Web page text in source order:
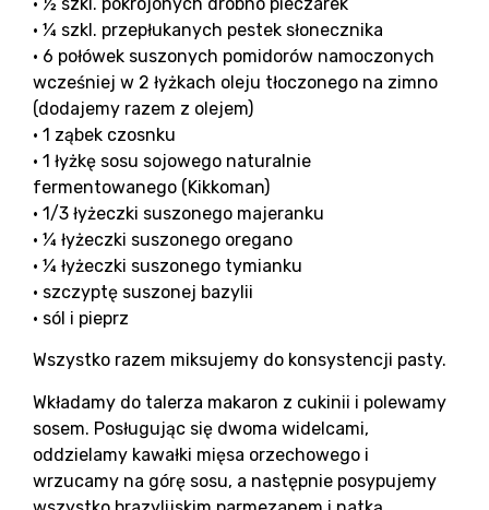
• ¼ szkl. przepłukanych pestek słonecznika
• 6 połówek suszonych pomidorów namoczonych
wcześniej w 2 łyżkach oleju tłoczonego na zimno
(dodajemy razem z olejem)
• 1 ząbek czosnku
• 1 łyżkę sosu sojowego naturalnie
fermentowanego (Kikkoman)
• 1/3 łyżeczki suszonego majeranku
• ¼ łyżeczki suszonego oregano
• ¼ łyżeczki suszonego tymianku
• szczyptę suszonej bazylii
• sól i pieprz
Wszystko razem miksujemy do konsystencji pasty.
Wkładamy do talerza makaron z cukinii i polewamy
sosem. Posługując się dwoma widelcami,
oddzielamy kawałki mięsa orzechowego i
wrzucamy na górę sosu, a następnie posypujemy